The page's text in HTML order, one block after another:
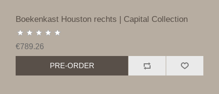
Boekenkast Houston rechts | Capital Collection
€789.26
PRE-ORDER